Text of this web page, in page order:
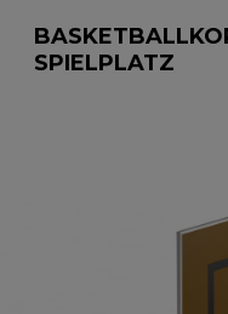
SPIELPLATZ